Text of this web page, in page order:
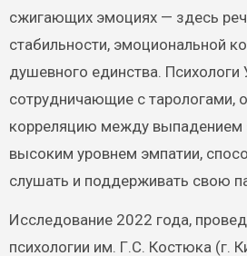
сжигающих эмоциях — здесь
стабильности, эмоциональной
душевного единства. Психологи
сотрудничающие с тарологами,
корреляцию между выпадением
высоким уровнем эмпатии,
слушать и поддерживать свою
Исследование 2022 года,
психологии им. Г.С. Костюка (г.